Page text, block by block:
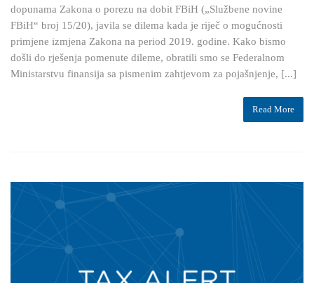
dopunama Zakona o porezu na dobit FBiH („Službene novine
FBiH“ broj 15/20), javila se dilema kada je riječ o mogućnosti
primjene izmjena Zakona na period 2019. godine. Kako bismo
došli do rješenja pomenute dileme, obratili smo se Federalnom
Ministarstvu finansija sa pismenim zahtjevom za pojašnjenje, [...]
Read More